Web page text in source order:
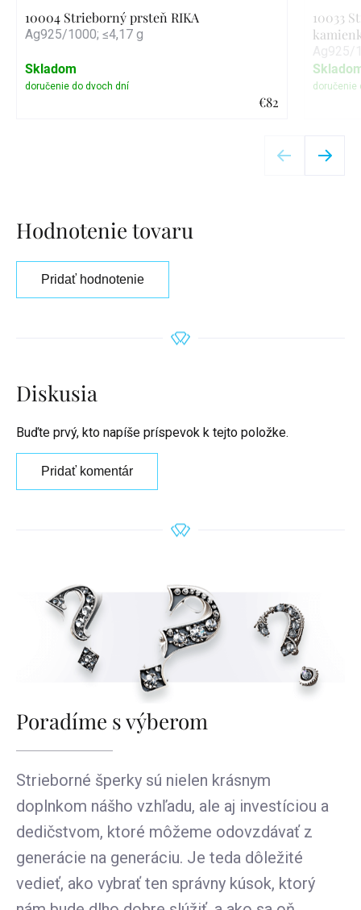
10004 Strieborný prsteň RIKA
Ag925/1000; ≤4,17 g
€82
Skladom
10033
Hodnotenie tovaru
Pridať hodnotenie
Diskusia
Buďte prvý, kto napíše príspevok k tejto položke.
Pridať komentár
Poradíme s výberom
Strieborné šperky sú nielen krásnym
doplnkom nášho vzhľadu, ale aj investíciou a
dedičstvom, ktoré môžeme odovzdávať z
generácie na generáciu. Je teda dôležité
vedieť, ako vybrať ten správny kúsok, ktorý